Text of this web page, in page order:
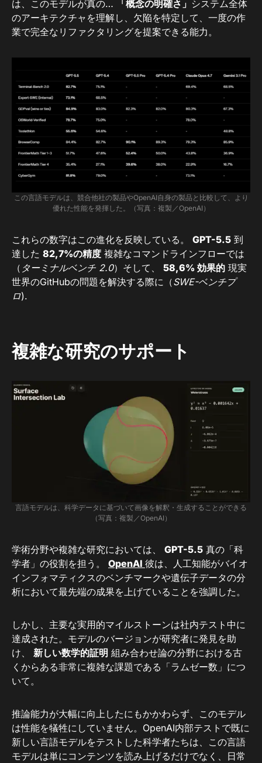
は、このモデルが真の… 「概念の明確さ」 システム全体
のアーキテクチャを理解し、欠陥を特定して、一度の作
業で完全なリファクタリングを提案できる能力。
この言語モデルは、競合他社の製品やOpenAI自身の製品と比較して、より
優れた性能を発揮した。（写真：複製／OpenAI）
これらの数字はこの進化を反映している。 GPT-5.5 到
達した 82,7%の精度 複雑なコマンドラインフローでは
（ ターミナルベンチ 2.0）そして、 58,6% 効果的 現実
世界のGitHubの問題を解決する際に（SWE-ベンチプ
ロ).
複雑な研究​​のサポート
言語モデルは、科学データに基づいて画像を解釈・生成することができる
（写真：複製／OpenAI）
学術分野や複雑な研究​​においては、 GPT-5.5 真の「科
学者」の役割を担う。 OpenAI 彼は、人工知能がバイオ
インフォマティクスのベンチマークや遺伝子データの分
析において最先端の成果を上げていることを強調した。
しかし、主要な実用的マイルストーンは社内テスト中に
達成された。モデルのバージョンが研究者に発見を助
け、 新しい数学的証明 組み合わせ論の分野における古
くからある非常に複雑な課題である「ラムゼー数」につ
いて。
推論能力が大幅に向上したにもかかわらず、このモデル
は性能を犠牲にしていません。OpenAI内部テストで既に
新しい言語モデルをテストした科学者たちは、この言語
モデルは単にコンテンツを読み上げるだけでなく、日常